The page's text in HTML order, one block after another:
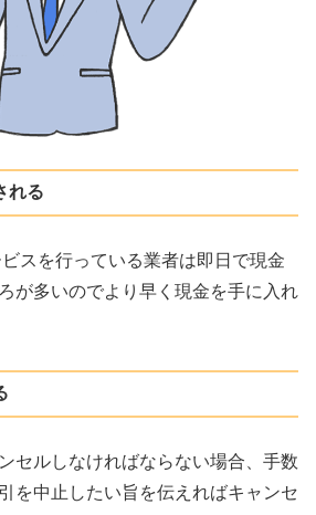
れる
スを行っている業者は即日で現金
が多いのでより早く現金を手に入れ
セルしなければならない場合、手数
を中止したい旨を伝えればキャンセ